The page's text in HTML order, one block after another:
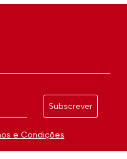
Subscrever
e Condições